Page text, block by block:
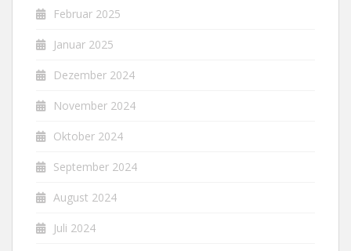
Februar 2025
Januar 2025
Dezember 2024
November 2024
Oktober 2024
September 2024
August 2024
Juli 2024